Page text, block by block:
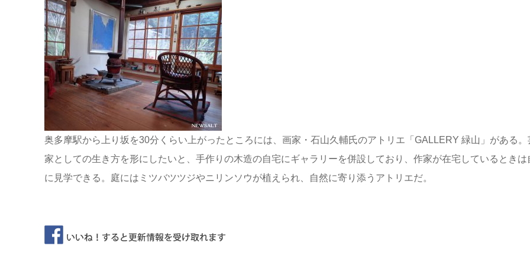
奥多摩駅から上り坂を30分くらい上がったところには、画家・石山久輔氏のアトリエ「GALLERY 緑山」がある。
家としての生き方を形にしたいと、手作りの木造の自宅にギャラリーを併設しており、作家が在宅しているときは
に見学できる。庭にはミツバツツジやニリンソウが植えられ、自然に寄り添うアトリエだ。